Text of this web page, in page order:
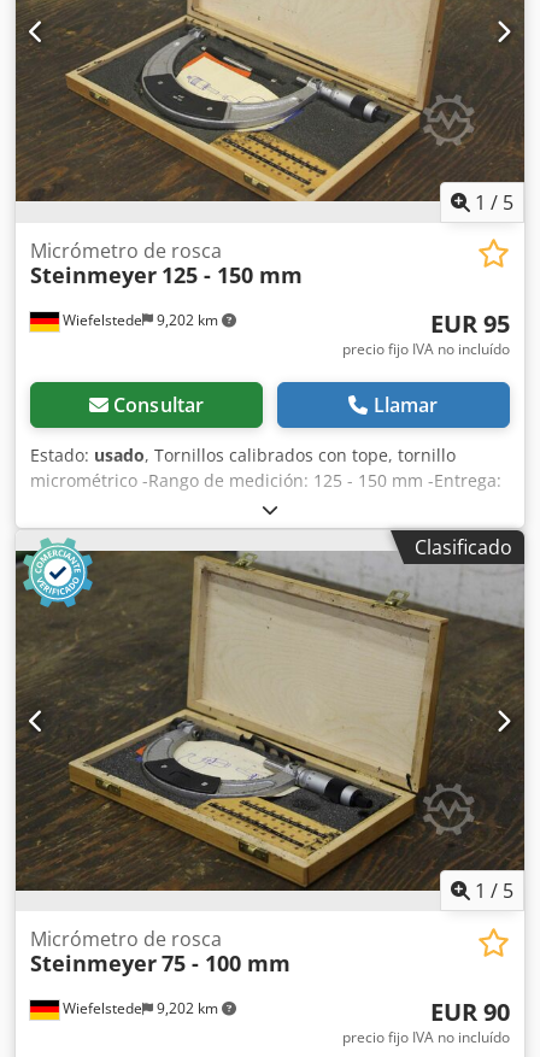
1 / 5
Wiefelstede 9,202 km
Micrómetro de rosca
Steinmeyer 125 - 150 mm
EUR 95
precio fijo IVA no incluído
Consultar Llamar
Estado: usado, Tornillos calibrados con tope, tornillo
micrométrico -Rango de medición: 125 - 150 mm -Entrega:
en el estado actual, tal como se ha inspeccionado
Chodpofn Am Rofx Alxea -Accesorios: faltan, véase la foto -
Otros tamaños: disponibles -Dimensiones de la caja:
330/180/A30 mm -Peso: 1,1 kg
Clasificado
1 / 5
Wiefelstede 9,202 km
Micrómetro de rosca
Steinmeyer75 - 100 mm
EUR 90
precio fijo IVA no incluído